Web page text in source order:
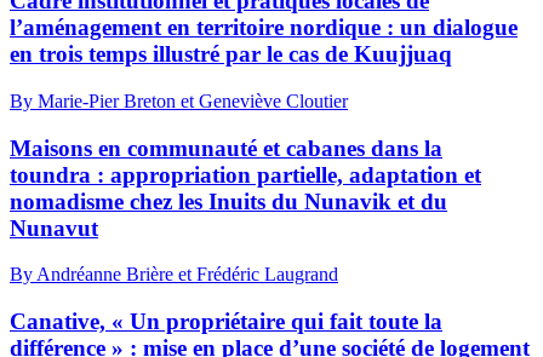
l’aménagement en territoire nordique : un dialogue
en trois temps illustré par le cas de Kuujjuaq
By Marie-Pier Breton et Geneviève Cloutier
Maisons en communauté et cabanes dans la
toundra : appropriation partielle, adaptation et
nomadisme chez les Inuits du Nunavik et du
Nunavut
By Andréanne Brière et Frédéric Laugrand
Canative, « Un propriétaire qui fait toute la
différence » : mise en place d’une société de logement